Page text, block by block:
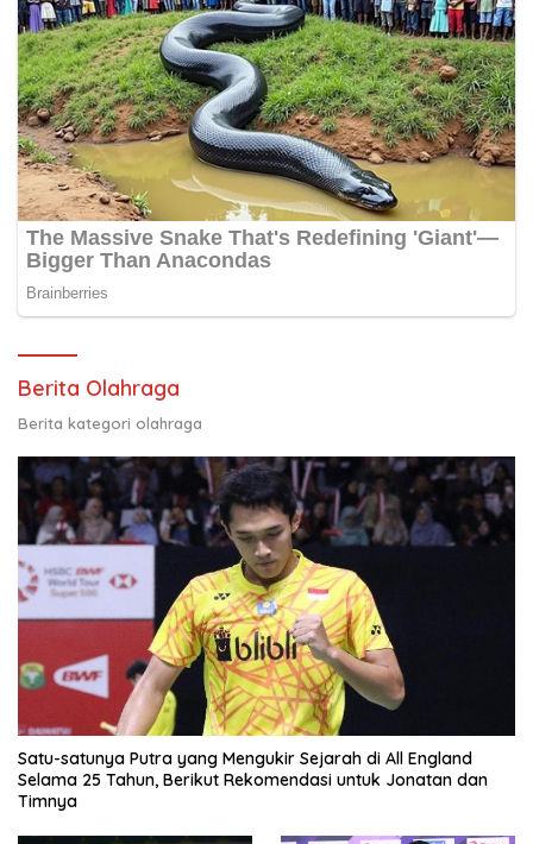
Berita Olahraga
Berita kategori olahraga
Satu-satunya Putra yang Mengukir Sejarah di All England
Selama 25 Tahun, Berikut Rekomendasi untuk Jonatan dan
Timnya